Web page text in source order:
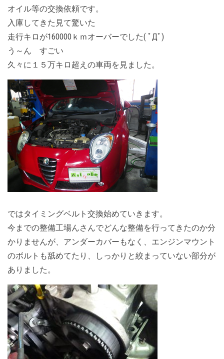
オイル等の交換依頼です。
入庫してきた見て驚いた
走行キロが160000ｋｍオーバーでした( ﾟДﾟ)
う～ん すごい
久々に１５万キロ超えの車両を見ました。
ではタイミングベルト交換始めていきます。
今までの整備工場んさんでどんな整備を行ってきたのか分
かりませんが、アンダーカバーもなく、エンジンマウント
のボルトも舐めてたり、しっかりと絞まっていない部分が
ありました。